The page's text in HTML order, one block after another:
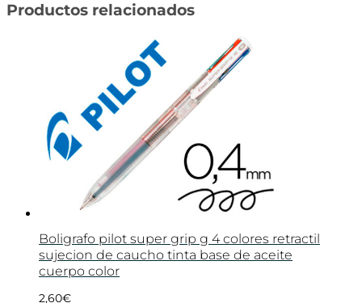
Productos relacionados
Boligrafo pilot super grip g 4 colores retractil
sujecion de caucho tinta base de aceite
cuerpo color
2,60€